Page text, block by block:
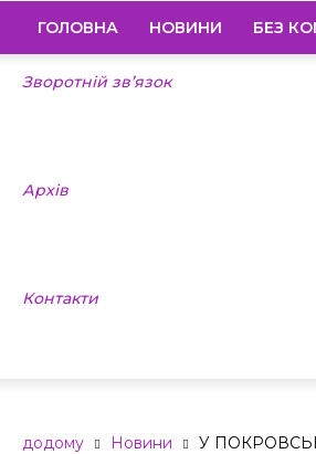
ГОЛОВНА НОВИНИ БЕЗ
Зворотній зв’язок
Архів
Контакти
додому Новини У